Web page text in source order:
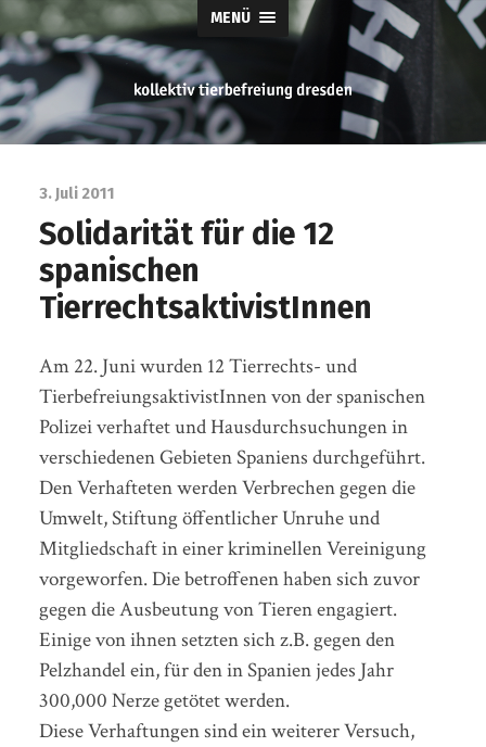
MENÜ
tierbefreiung
3. Juli 2011
Solidarität für die 12
spanischen
TierrechtsaktivistInnen
Am 22. Juni wurden 12 Tierrechts- und
TierbefreiungsaktivistInnen von der spanischen
Polizei verhaftet und Hausdurchsuchungen in
verschiedenen Gebieten Spaniens durchgeführt.
Den Verhafteten werden Verbrechen gegen die
Umwelt, Stiftung öffentlicher Unruhe und
Mitgliedschaft in einer kriminellen Vereinigung
vorgeworfen. Die betroffenen haben sich zuvor
gegen die Ausbeutung von Tieren engagiert.
Einige von ihnen setzten sich z.B. gegen den
Pelzhandel ein, für den in Spanien jedes Jahr
300,000 Nerze getötet werden.
Diese Verhaftungen sind ein weiterer Versuch,